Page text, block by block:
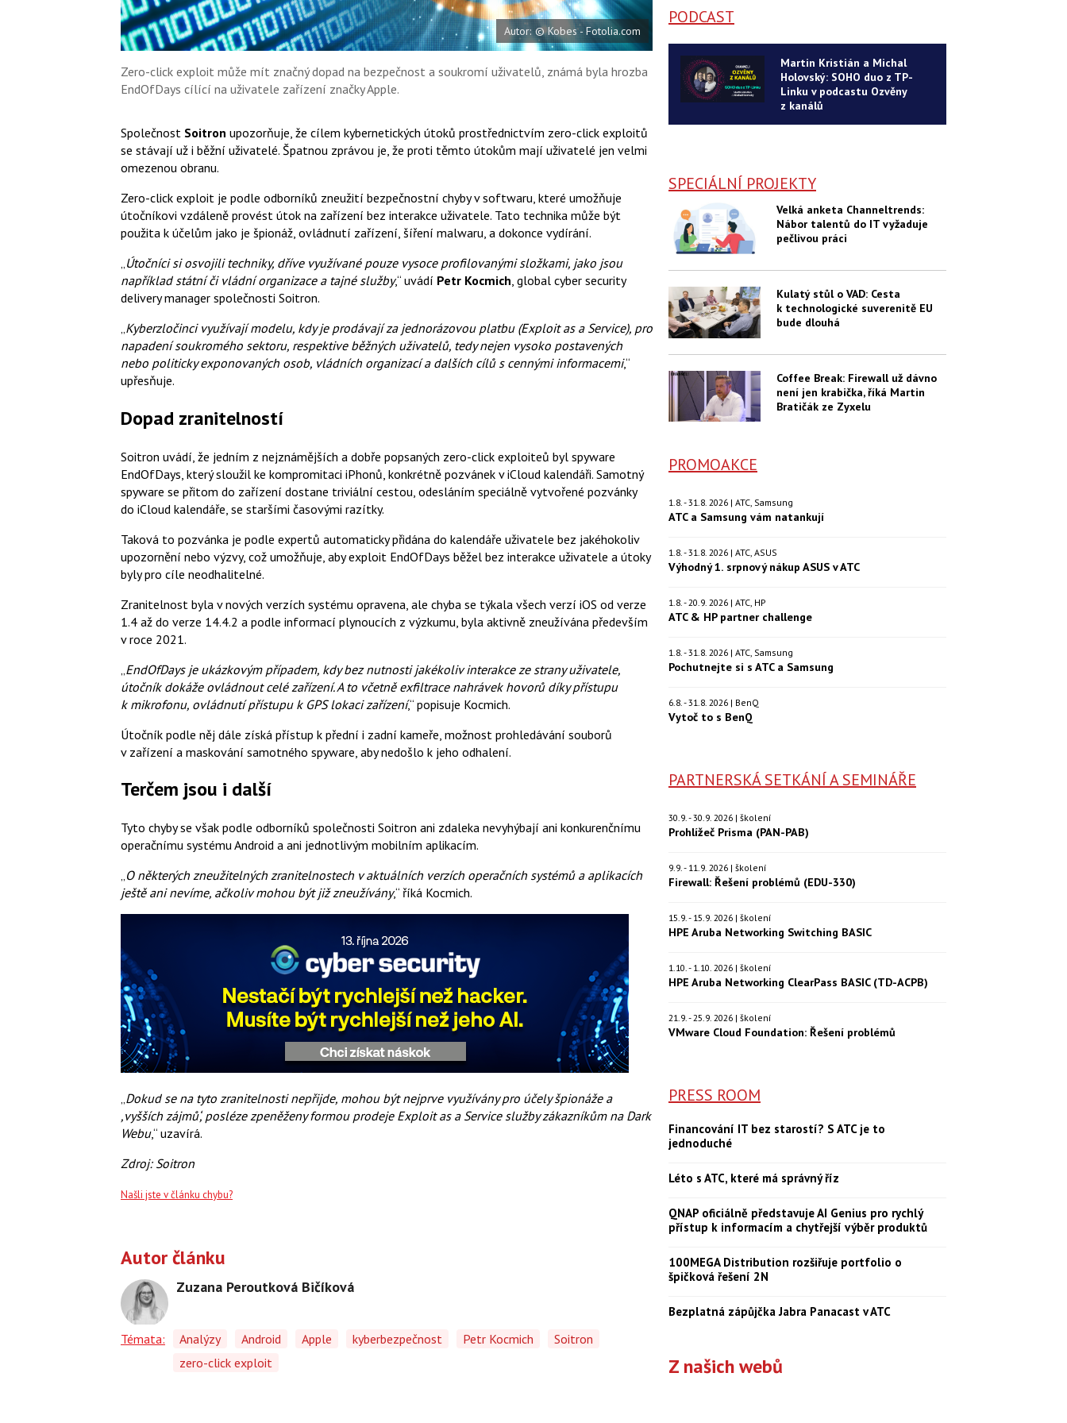
Autor: © Kobes - Fotolia.com
Zero-click exploit může mít značný dopad na bezpečnost a soukromí uživatelů, známá byla hrozba
EndOfDays cílící na uživatele zařízení značky Apple.
Společnost Soitron upozorňuje, že cílem kybernetických útoků prostřednictvím zero-click exploitů
se stávají už i běžní uživatelé. Špatnou zprávou je, že proti těmto útokům mají uživatelé jen velmi
omezenou obranu.
Zero-click exploit je podle odborníků zneužití bezpečnostní chyby v softwaru, které umožňuje
útočníkovi vzdáleně provést útok na zařízení bez interakce uživatele. Tato technika může být
použita k účelům jako je špionáž, ovládnutí zařízení, šíření malwaru, a dokonce vydírání.
Útočníci si osvojili techniky, dříve využívané pouze vysoce profilovanými složkami, jako jsou
například státní či vládní organizace a tajné služby,“ uvádí Petr Kocmich , global cyber security
delivery manager společnosti Soitron.
Kyberzločinci využívají modelu, kdy je prodávají za jednorázovou platbu (Exploit as a Service), pro
napadení soukromého sektoru, respektive běžných uživatelů, tedy nejen vysoko postavených
nebo politicky exponovaných osob, vládních organizací a dalších cílů s cennými informacemi,“
upřesňuje.
Dopad zranitelností
Soitron uvádí, že jedním z nejznámějších a dobře popsaných zero-click exploiteů byl spyware
EndOfDays, který sloužil ke kompromitaci iPhonů, konkrétně pozvánek v iCloud kalendáři. Samotný
spyware se přitom do zařízení dostane triviální cestou, odesláním speciálně vytvořené pozvánky
do iCloud kalendáře, se staršími časovými razítky.
Taková to pozvánka je podle expertů automaticky přidána do kalendáře uživatele bez jakéhokoliv
upozornění nebo výzvy, což umožňuje, aby exploit EndOfDays běžel bez interakce uživatele a útoky
byly pro cíle neodhalitelné.
Zranitelnost byla v nových verzích systému opravena, ale chyba se týkala všech verzí iOS od verze
1.4 až do verze 14.4.2 a podle informací plynoucích z výzkumu, byla aktivně zneužívána především
v roce 2021.
EndOfDays je ukázkovým případem, kdy bez nutnosti jakékoliv interakce ze strany uživatele,
útočník dokáže ovládnout celé zařízení. A to včetně exfiltrace nahrávek hovorů díky přístupu
k mikrofonu, ovládnutí přístupu k GPS lokaci zařízení,“ popisuje Kocmich.
Útočník podle něj dále získá přístup k přední i zadní kameře, možnost prohledávání souborů
v zařízení a maskování samotného spyware, aby nedošlo k jeho odhalení.
Terčem jsou i další
Tyto chyby se však podle odborníků společnosti Soitron ani zdaleka nevyhýbají ani konkurenčnímu
operačnímu systému Android a ani jednotlivým mobilním aplikacím.
„O některých zneužitelných zranitelnostech v aktuálních verzích operačních systémů a aplikacích
ještě ani nevíme, ačkoliv mohou být již zneužívány,“ říká Kocmich.
„Dokud se na tyto zranitelnosti nepřijde, mohou být nejprve využívány pro účely špionáže a
,vyšších zájmů‘, posléze zpeněženy formou prodeje Exploit as a Service služby zákazníkům na Dark
Webu,“ uzavírá.
Zdroj: Soitron
Našli jste v článku chybu?
Autor článku
Zuzana Peroutková Bičíková
Témata: Analýzy Android Apple kyberbezpečnost Petr Kocmich
Soitron
zero-click exploit
PODCAST
Martin Kristián a Michal
Holovský: SOHO duo z TP-
Linku v podcastu Ozvěny
z kanálů
SPECIÁLNÍ PROJEKTY
Velká anketa Channeltrends:
Nábor talentů do IT vyžaduje
pečlivou práci
Kulatý stůl o VAD: Cesta
k technologické suverenitě EU
bude dlouhá
Coffee Break: Firewall už dávno
není jen krabička, říká Martin
Bratičák ze Zyxelu
PROMOAKCE
1.8. - 31.8. 2026 | ATC, Samsung
ATC a Samsung vám natankují
1.8. - 31.8. 2026 | ATC, ASUS
Výhodný 1. srpnový nákup ASUS v ATC
1.8. - 20.9. 2026 | ATC, HP
ATC & HP partner challenge
1.8. - 31.8. 2026 | ATC, Samsung
Pochutnejte si s ATC a Samsung
6.8. - 31.8. 2026 | BenQ
Vytoč to s BenQ
PARTNERSKÁ SETKÁNÍ A SEMINÁŘE
30.9. - 30.9. 2026 | školení
Prohlížeč Prisma (PAN-PAB)
9.9. - 11.9. 2026 | školení
Firewall: Řešení problémů (EDU-330)
15.9. - 15.9. 2026 | školení
HPE Aruba Networking Switching BASIC
1.10. - 1.10. 2026 | školení
HPE Aruba Networking ClearPass BASIC (TD-ACPB)
21.9. - 25.9. 2026 | školení
VMware Cloud Foundation: Řešení problémů
PRESS ROOM
Financování IT bez starostí? S ATC je to
jednoduché
Léto s ATC, které má správný říz
QNAP oficiálně představuje AI Genius pro rychlý
přístup k informacím a chytřejší výběr produktů
100MEGA Distribution rozšiřuje portfolio o
špičková řešení 2N
Bezplatná zápůjčka Jabra Panacast v ATC
Z našich webů